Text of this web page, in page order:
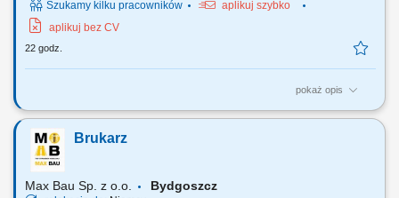
Szukamy kilku pracowników
aplikuj szybko
aplikuj bez CV
22 godz.
pokaż opis
Zakres obowiązków wykonywanie prac związanych z budową i
koordynacja pracy brygady (stanowisko brygadzisty), praca zgodnie z
dokumentacją techniczną, obsługa niwelatora oraz niwelatora
laserowego, dbałość o jakość oraz...
Brukarz
Max Bau Sp. z o.o. Bydgoszcz